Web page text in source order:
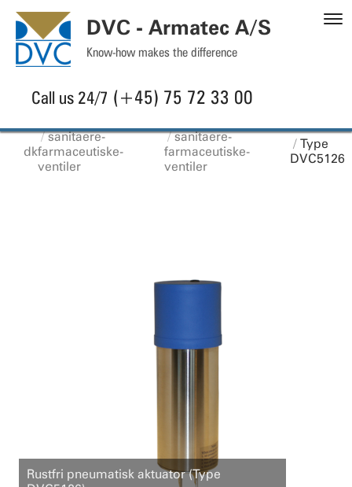
DVC - Armatec A/S
Know-how makes the difference
Call us 24/7 (+45) 75 72 33 00
dk
sanitaere-
farmaceutiske-
ventiler
sanitaere-
farmaceutiske-
ventiler
Type
DVC5126
Rustfri pneumatisk aktuator (Type